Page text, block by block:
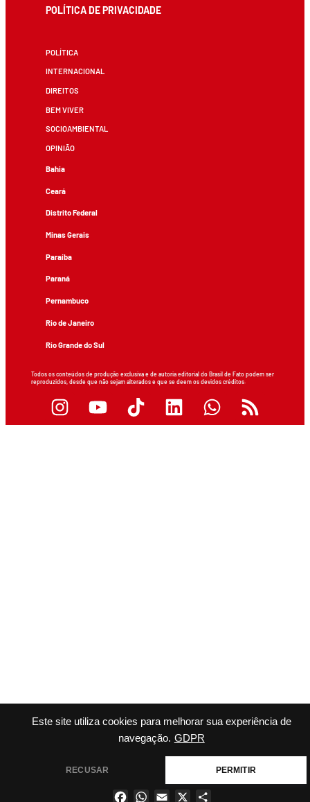
Este site utiliza cookies para melhorar sua experiência de
navegação. GDPR
RECUSAR PERMITIR
POLÍTICA DE PRIVACIDADE
POLÍTICA
INTERNACIONAL
DIREITOS
BEM VIVER
SOCIOAMBIENTAL
OPINIÃO
Bahia
Ceará
Distrito Federal
Minas Gerais
Paraíba
Paraná
Pernambuco
Rio de Janeiro
Rio Grande do Sul
Todos os conteúdos de produção exclusiva e de autoria editorial do Brasil de Fato podem ser
reproduzidos, desde que não sejam alterados e que se deem os devidos créditos.
FacebookWhatsApp
Email